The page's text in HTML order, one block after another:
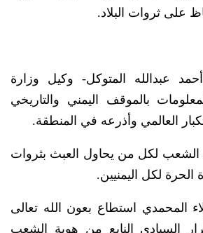
على ثروات البلاد.
عبدالله المتوكل- وكيل وزارة
بالموقف اليمني والتاريخي
العالمي وأذرعه في المنطقة.
الشعب لكل من يحاول العبث بثروات
الحرة لكل اليمنيين.
المحمدي استطاع بعون الله تعالى
السيادي النابع من هوية الشعب